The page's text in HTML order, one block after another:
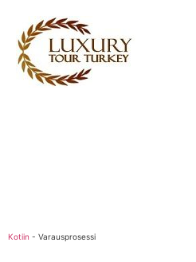
Kotiin - Varausprosessi